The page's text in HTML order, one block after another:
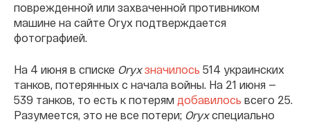
поврежденной или захваченной противником
машине на сайте Oryx подтверждается
фотографией.
На 4 июня в списке Oryxзначилось 514 украинских
танков, потерянных с начала войны. На 21 июня —
539 танков, то есть к потерям добавилось всего 25.
Разумеется, это не все потери; Oryxспециально